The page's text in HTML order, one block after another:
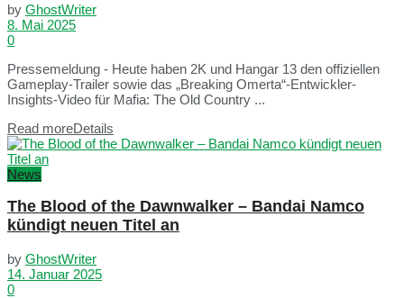
by GhostWriter
8. Mai 2025
0
Pressemeldung - Heute haben 2K und Hangar 13 den offiziellen
Gameplay-Trailer sowie das „Breaking Omerta“-Entwickler-
Insights-Video für Mafia: The Old Country ...
Read moreDetails
News
The Blood of the Dawnwalker – Bandai Namco
kündigt neuen Titel an
by GhostWriter
14. Januar 2025
0